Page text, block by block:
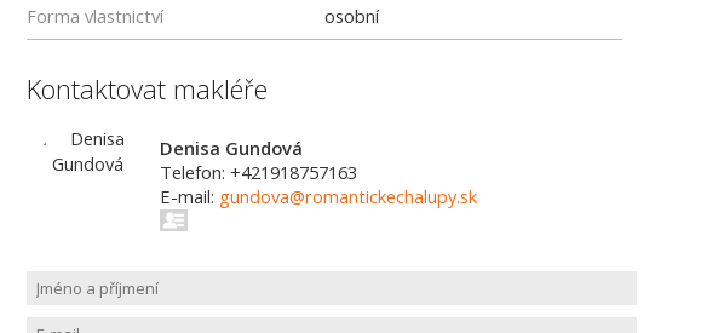
Forma vlastnictví
osobní
Kontaktovat makléře
Denisa Gundová
Telefon: +421918757163
E-mail: gundova@romantickechalupy.sk